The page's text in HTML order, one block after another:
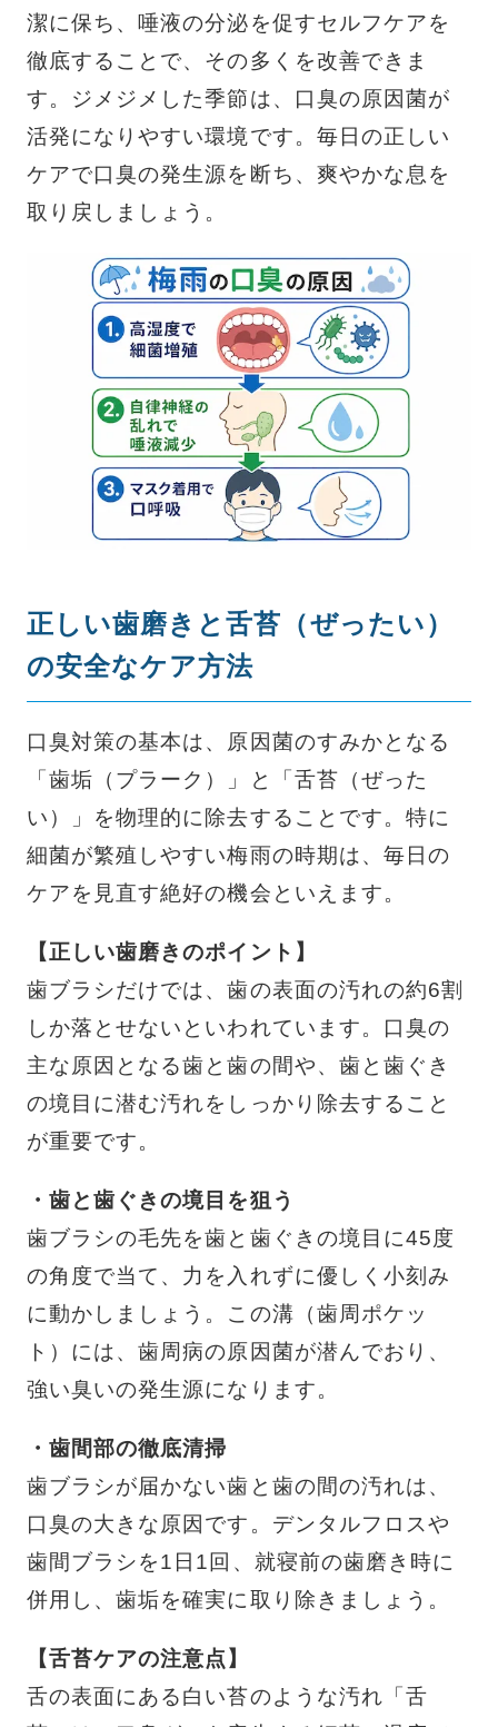
潔に保ち、唾液の分泌を促すセルフケアを
徹底することで、その多くを改善できま
す。ジメジメした季節は、口臭の原因菌が
活発になりやすい環境です。毎日の正しい
ケアで口臭の発生源を断ち、爽やかな息を
取り戻しましょう。
正しい歯磨きと舌苔（ぜったい）
の安全なケア方法
口臭対策の基本は、原因菌のすみかとなる
「歯垢（プラーク）」と「舌苔（ぜった
い）」を物理的に除去することです。特に
細菌が繁殖しやすい梅雨の時期は、毎日の
ケアを見直す絶好の機会といえます。
【正しい歯磨きのポイント】
歯ブラシだけでは、歯の表面の汚れの約6割
しか落とせないといわれています。口臭の
主な原因となる歯と歯の間や、歯と歯ぐき
の境目に潜む汚れをしっかり除去すること
が重要です。
・歯と歯ぐきの境目を狙う
歯ブラシの毛先を歯と歯ぐきの境目に45度
の角度で当て、力を入れずに優しく小刻み
に動かしましょう。この溝（歯周ポケッ
ト）には、歯周病の原因菌が潜んでおり、
強い臭いの発生源になります。
・歯間部の徹底清掃
歯ブラシが届かない歯と歯の間の汚れは、
口臭の大きな原因です。デンタルフロスや
歯間ブラシを1日1回、就寝前の歯磨き時に
併用し、歯垢を確実に取り除きましょう。
【舌苔ケアの注意点】
舌の表面にある白い苔のような汚れ「舌